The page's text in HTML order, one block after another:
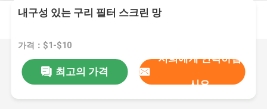
내구성 있는 구리 필터 스크린 망
가격：$1-$10
최고의 가격
저희에게 연락하십
시오